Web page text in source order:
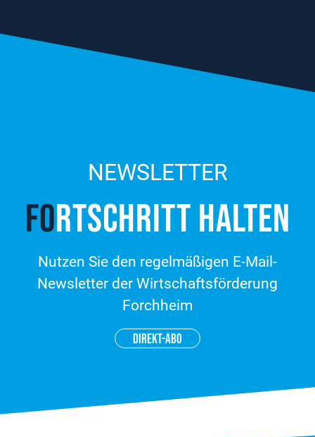
NEWSLETTER
FORT­SCHRITT HALTEN
Nutzen Sie den regelmäßigen E-Mail-
Newsletter der Wirtschaftsförderung
Forchheim
DIREKT-ABO